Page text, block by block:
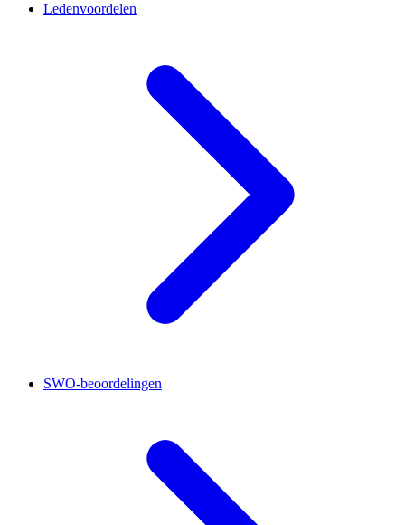
Ledenvoordelen
SWO-beoordelingen